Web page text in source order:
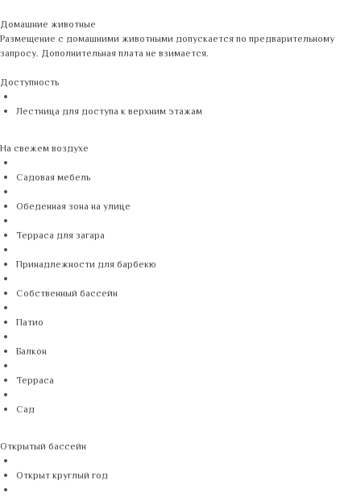
Домашние животные
Размещение с домашними животными допускается по предварительному
запросу. Дополнительная плата не взимается.
Доступность
Лестница для доступа к верхним этажам
На свежем воздухе
Садовая мебель
Обеденная зона на улице
Терраса для загара
Принадлежности для барбекю
Собственный бассейн
Патио
Балкон
Терраса
Сад
Открытый бассейн
Открыт круглый год